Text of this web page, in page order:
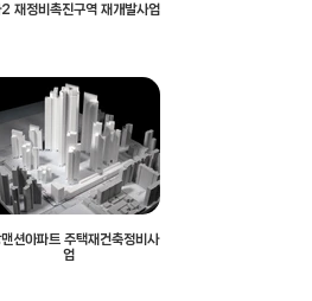
2 재정비촉진구역 재개발사업
션아파트 주택재건축정비사
업